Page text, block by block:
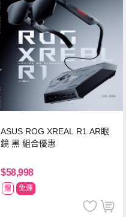
ASUS ROG XREAL R1 AR眼
鏡 黑 組合優惠
$58,998
贈 免運